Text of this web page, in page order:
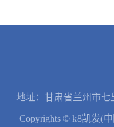
地址：甘肃省兰州市
Copyrights © k8凯发(